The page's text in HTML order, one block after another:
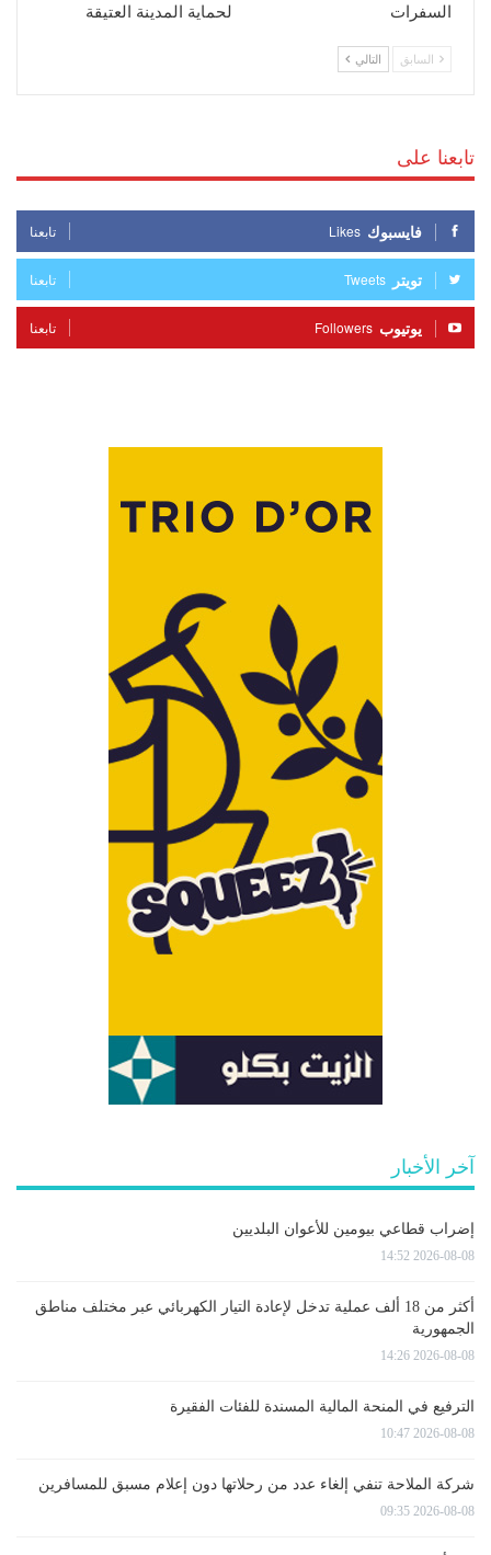
السفرات
لحماية المدينة العتيقة
السابق التالي
تابعنا على
فايسبوك Likes تابعنا
تويتر Tweets تابعنا
يوتيوب Followers تابعنا
آخر الأخبار
إضراب قطاعي بيومين للأعوان البلديين
2026-08-08 14:52
أكثر من 18 ألف عملية تدخل لإعادة التيار الكهربائي عبر مختلف مناطق
الجمهورية
2026-08-08 14:26
الترفيع في المنحة المالية المسندة للفئات الفقيرة
2026-08-08 10:47
شركة الملاحة تنفي إلغاء عدد من رحلاتها دون إعلام مسبق للمسافرين
2026-08-08 09:35